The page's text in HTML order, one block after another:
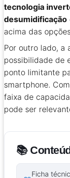
tecnologia
desumidificação
acima das
Por outro lado, a
possibilidade de
ponto limitante
smartphone.
faixa de
pode ser
📚
Ficha